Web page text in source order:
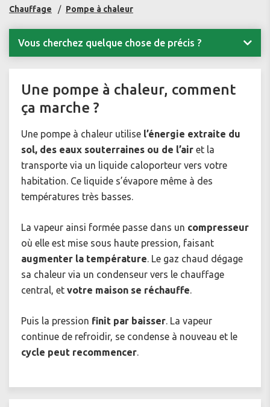
Chauffage Pompe à chaleur
Vous cherchez quelque chose de précis ?
Une pompe à chaleur, comment
ça marche ?
Une pompe à chaleur utilise l’énergie extraite du
sol, des eaux souterraines ou de l’air et la
transporte via un liquide caloporteur vers votre
habitation. Ce liquide s’évapore même à des
températures très basses.
La vapeur ainsi formée passe dans un compresseur
où elle est mise sous haute pression, faisant
augmenter la température. Le gaz chaud dégage
sa chaleur via un condenseur vers le chauffage
central, et votre maison se réchauffe.
Puis la pression finit par baisser. La vapeur
continue de refroidir, se condense à nouveau et le
cycle peut recommencer.